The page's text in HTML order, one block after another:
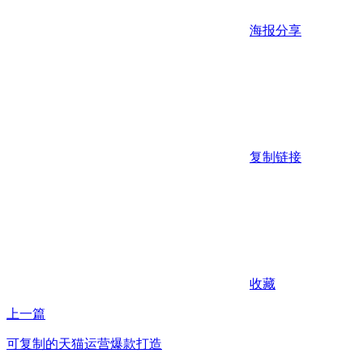
海报分享
复制链接
收藏
上一篇
可复制的天猫运营爆款打造